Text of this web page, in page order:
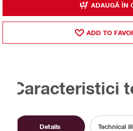
ADAUGĂ ÎN
ADD TO
Caracteristici
Details Technical